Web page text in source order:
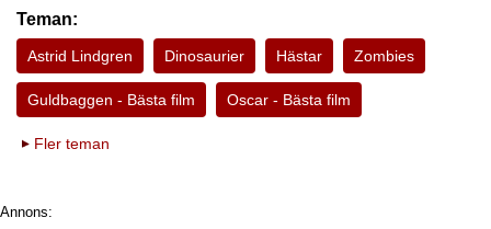
Teman:
Astrid Lindgren Dinosaurier Hästar Zombies
Guldbaggen - Bästa film Oscar - Bästa film
Fler teman
Annons: